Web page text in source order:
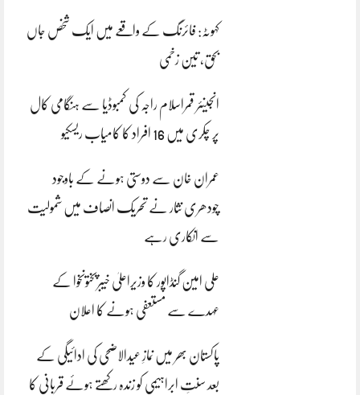
کہوٹہ: فائرنگ کے واقعے میں ایک شخص جاں
بحق، تین زخمی
انجینئر قمراسلام راجہ کی کمبوڈیا سے ہنگامی کال
پر چکری میں 16 افراد کا کامیاب ریسکیو
عمران خان سے دوستی ہونے کے باوجود
چودھری نثار نے تحریک انصاف میں شمولیت
سے انکاری رہے
علی امین گنڈاپور کا وزیراعلیٰ خیبرپختونخوا کے
عہدے سے مستعفی ہونے کا اعلان
پاکستان بھر میں نمازِ عیدالاضحی کی ادائیگی کے
بعد سنتِ ابراہیمی کو زندہ رکھتے ہوئے قربانی کا